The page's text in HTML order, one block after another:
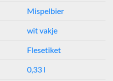
Mispelbier
wit vakje
Flesetiket
0,33 l